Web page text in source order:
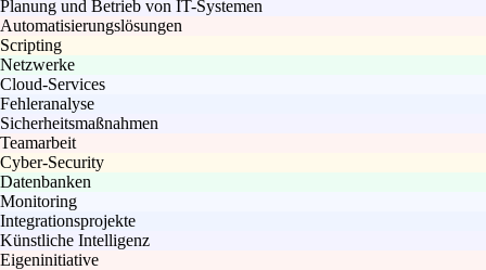
Planung und Betrieb von IT-Systemen
Automatisierungslösungen
Scripting
Netzwerke
Cloud-Services
Fehleranalyse
Sicherheitsmaßnahmen
Teamarbeit
Cyber-Security
Datenbanken
Monitoring
Integrationsprojekte
Künstliche Intelligenz
Eigeninitiative